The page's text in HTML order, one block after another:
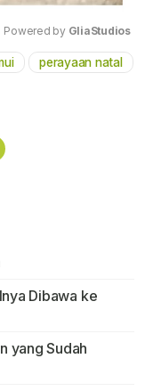
Mute
Powered by GliaStudios
perayaan natal
Dibawa ke
yang Sudah